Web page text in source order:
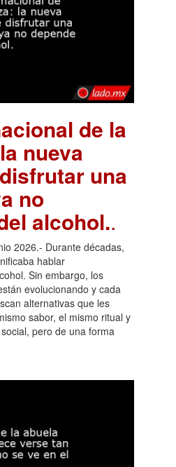
de la
nueva
una
no
alcohol..
2026.- Durante décadas,
hablar
Sin embargo, los
evolucionando y cada
alternativas que les
sabor, el mismo ritual y
pero de una forma